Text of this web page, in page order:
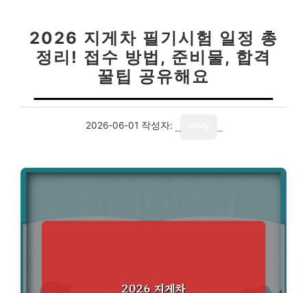
2026 지게차 필기시험 일정 총
정리! 접수 방법, 준비물, 합격
꿀팁 공유해요
2026-06-01 작성자: